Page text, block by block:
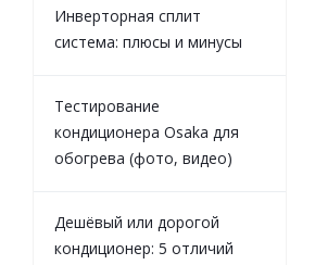
Инверторная сплит
система: плюсы и минусы
Тестирование
кондиционера Osaka для
обогрева (фото, видео)
Дешёвый или дорогой
кондиционер: 5 отличий